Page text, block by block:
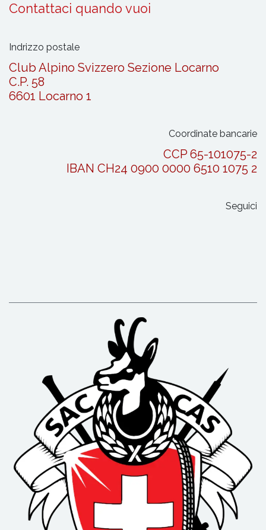
Contattaci quando vuoi
Indrizzo postale
Club Alpino Svizzero Sezione Locarno
C.P. 58
6601 Locarno 1
Coordinate bancarie
CCP 65-101075-2
IBAN CH24 0900 0000 6510 1075 2
Seguici